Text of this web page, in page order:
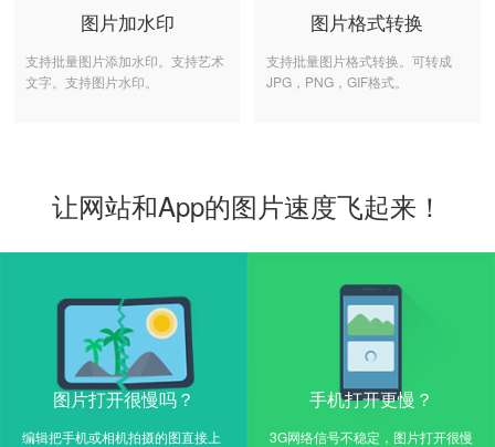
图片加水印
支持批量图片添加水印。支持艺术
文字。支持图片水印。
图片格式转换
支持批量图片格式转换。可转成
JPG，PNG，GIF格式。
让网站和App的图片速度飞起来！
图片打开很慢吗？
编辑把手机或相机拍摄的图直接上
手机打开更慢？
3G网络信号不稳定，图片打开很慢